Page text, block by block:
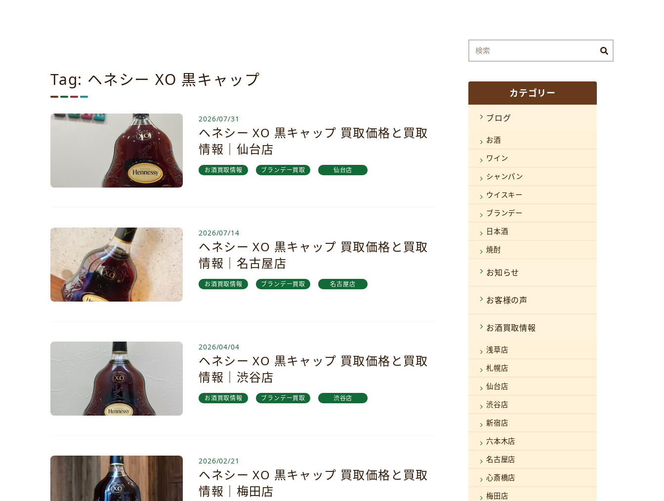
Tag: ヘネシー XO 黒キャップ
2026/07/31
ヘネシー XO 黒キャップ 買取価格と買取
情報｜仙台店
お酒買取情報 ブランデー買取 仙台店
2026/07/14
ヘネシー XO 黒キャップ 買取価格と買取
情報｜名古屋店
お酒買取情報 ブランデー買取 名古屋店
2026/04/04
ヘネシー XO 黒キャップ 買取価格と買取
情報｜渋谷店
お酒買取情報 ブランデー買取 渋谷店
2026/02/21
ヘネシー XO 黒キャップ 買取価格と買取
情報｜梅田店
カテゴリー
ブログ
お酒
ワイン
シャンパン
ウイスキー
ブランデー
日本酒
焼酎
お知らせ
お客様の声
お酒買取情報
浅草店
札幌店
仙台店
渋谷店
新宿店
六本木店
名古屋店
心斎橋店
梅田店